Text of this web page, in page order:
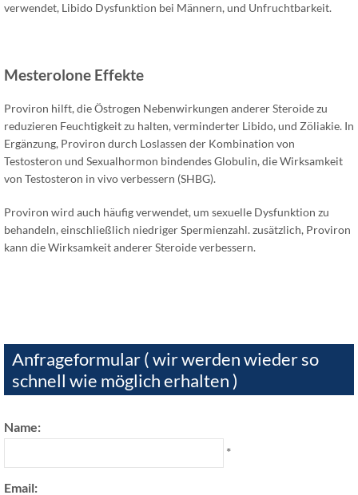
verwendet, Libido Dysfunktion bei Männern, und Unfruchtbarkeit.
Mesterolone Effekte
Proviron hilft, die Östrogen Nebenwirkungen anderer Steroide zu
reduzieren Feuchtigkeit zu halten, verminderter Libido, und Zöliakie. In
Ergänzung, Proviron durch Loslassen der Kombination von
Testosteron und Sexualhormon bindendes Globulin, die Wirksamkeit
von Testosteron in vivo verbessern (SHBG).
Proviron wird auch häufig verwendet, um sexuelle Dysfunktion zu
behandeln, einschließlich niedriger Spermienzahl.zusätzlich, Proviron
kann die Wirksamkeit anderer Steroide verbessern.
Anfrageformular ( wir werden wieder so
schnell wie möglich erhalten )
Name:
*
Email: